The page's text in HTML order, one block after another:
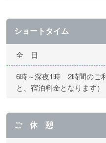
ショートタイム
全 日
6時～深夜1時 2時間のご
と、宿泊料金となります）
ご 休 憩